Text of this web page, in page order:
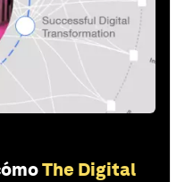
The Digital